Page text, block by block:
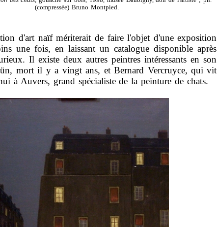
(compressée) Bruno Montpied.
d'art naïf mériterait de faire l'objet d'une exposition
une fois, en laissant un catalogue disponible après
Il existe deux autres peintres intéressants en son
mort il y a vingt ans, et Bernard Vercruyce, qui vit
à Auvers, grand spécialiste de la peinture de chats.